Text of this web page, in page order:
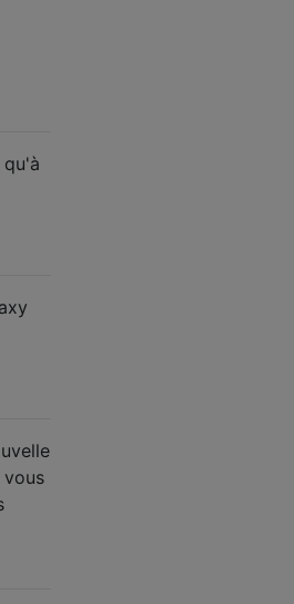
vous